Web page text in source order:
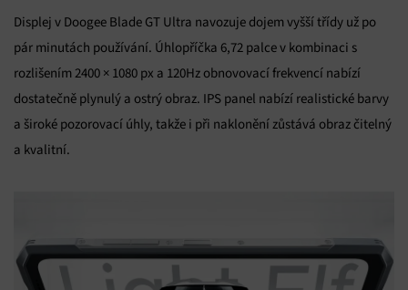
Displej v Doogee Blade GT Ultra navozuje dojem vyšší třídy už po
pár minutách používání. Úhlopříčka 6,72 palce v kombinaci s
rozlišením 2400 × 1080 px a 120Hz obnovovací frekvencí nabízí
dostatečně plynulý a ostrý obraz. IPS panel nabízí realistické barvy
a široké pozorovací úhly, takže i při naklonění zůstává obraz čitelný
a kvalitní.